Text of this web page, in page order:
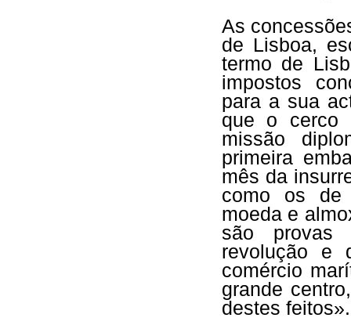
As
de Lisboa,
termo de
impostos
para a sua
que o cerco
missão
primeira
mês da
como os de
moeda e
são provas
revolução e
comércio
grande
destes feitos».